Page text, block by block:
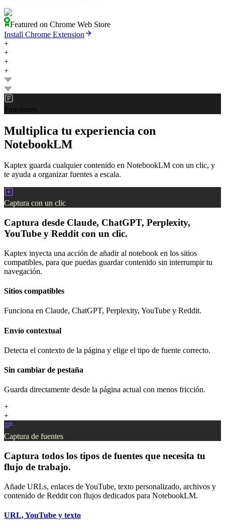
Featured on Chrome Web Store
Install Chrome Extension
+
+
+
+
Funciones
Multiplica tu experiencia con
NotebookLM
Kaptex guarda cualquier contenido en NotebookLM con un clic, y
te ayuda a organizar fuentes a escala.
Captura con un clic
Captura desde Claude, ChatGPT, Perplexity,
YouTube y Reddit con un clic.
Kaptex inyecta una acción de añadir al notebook en los sitios
compatibles, para que puedas guardar contenido sin interrumpir tu
navegación.
Sitios compatibles
Funciona en Claude, ChatGPT, Perplexity, YouTube y Reddit.
Envío contextual
Detecta el contexto de la página y elige el tipo de fuente correcto.
Sin cambiar de pestaña
Guarda directamente desde la página actual con menos fricción.
+
+
Captura de fuentes
Captura todos los tipos de fuentes que necesita tu
flujo de trabajo.
Añade URLs, enlaces de YouTube, texto personalizado, archivos y
contenido de Reddit con flujos dedicados para NotebookLM.
URL, YouTube y texto